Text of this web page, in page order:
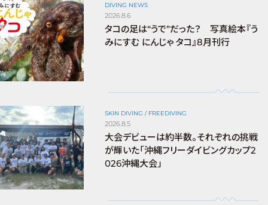
DIVING NEWS
2026.8.6
タコの足は“うで”だった？ 写真絵本『う
みにすむ にんじゃ タコ』8月刊行
SKIN DIVING / FREEDIVING
2026.8.5
大会デビューは約半数。それぞれの挑戦
が輝いた「沖縄フリーダイビングカップ2
026沖縄大会」